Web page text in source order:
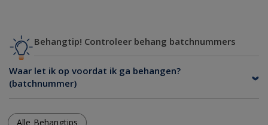
Behangtip! Controleer behang batchnummers
Waar let ik op voordat ik ga behangen?
(batchnummer)
Alle Behangtips